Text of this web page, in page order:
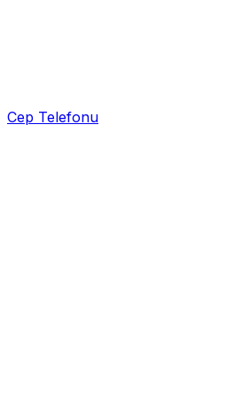
Cep Telefonu